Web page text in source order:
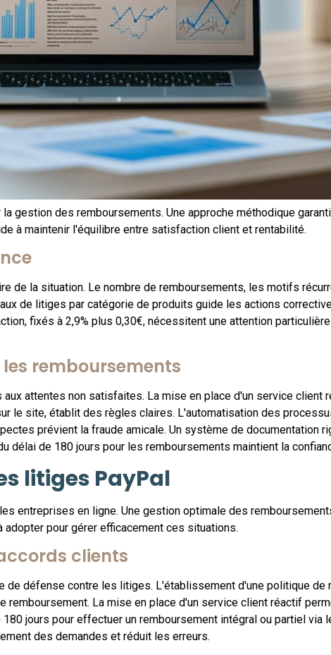
gestion des remboursements. Une approche méthodique
à maintenir l'équilibre entre satisfaction client et rentabilité.
de la situation. Le nombre de remboursements, les motifs
de litiges par catégorie de produits guide les actions
fixés à 2,9% plus 0,30€, nécessitent une attention
remboursements
attentes non satisfaites. La mise en place d'un service client
le site, établit des règles claires. L'automatisation des
prévient la fraude amicale. Un système de documentation
délai de 180 jours pour les remboursements maintient la
litiges PayPal
entreprises en ligne. Une gestion optimale des
pour gérer efficacement ces situations.
clients
défense contre les litiges. L'établissement d'une politique de
La mise en place d'un service client réactif
jours pour effectuer un remboursement intégral ou partiel via
des demandes et réduit les erreurs.